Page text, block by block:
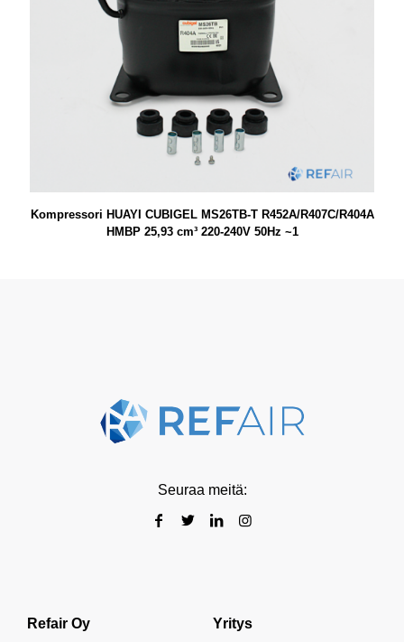
Kompressori HUAYI CUBIGEL MS26TB-T R452A/R407C/R404A
HMBP 25,93 cm³ 220-240V 50Hz ~1
Seuraa meitä:
Refair Oy Yritys